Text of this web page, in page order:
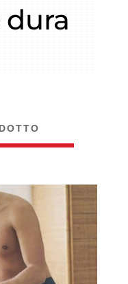
dura